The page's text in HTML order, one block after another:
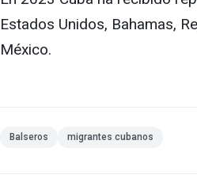
Estados Unidos, Bahamas,
México.
Balseros migrantes cubanos